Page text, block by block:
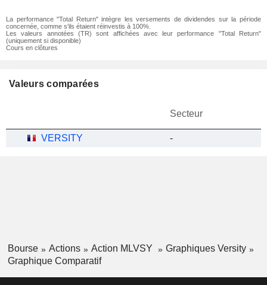
La performance "Total Return" intègre les versements de dividendes sur la période
concernée, comme s'ils étaient réinvestis à 100%.
Les valeurs annotées (TR) sont affichées avec leur performance "Total Return"
(uniquement si disponible)
Cours en clôtures
Valeurs comparées
Secteur
VERSITY -
Bourse Actions Action MLVSY
Graphiques Versity
Graphique Comparatif